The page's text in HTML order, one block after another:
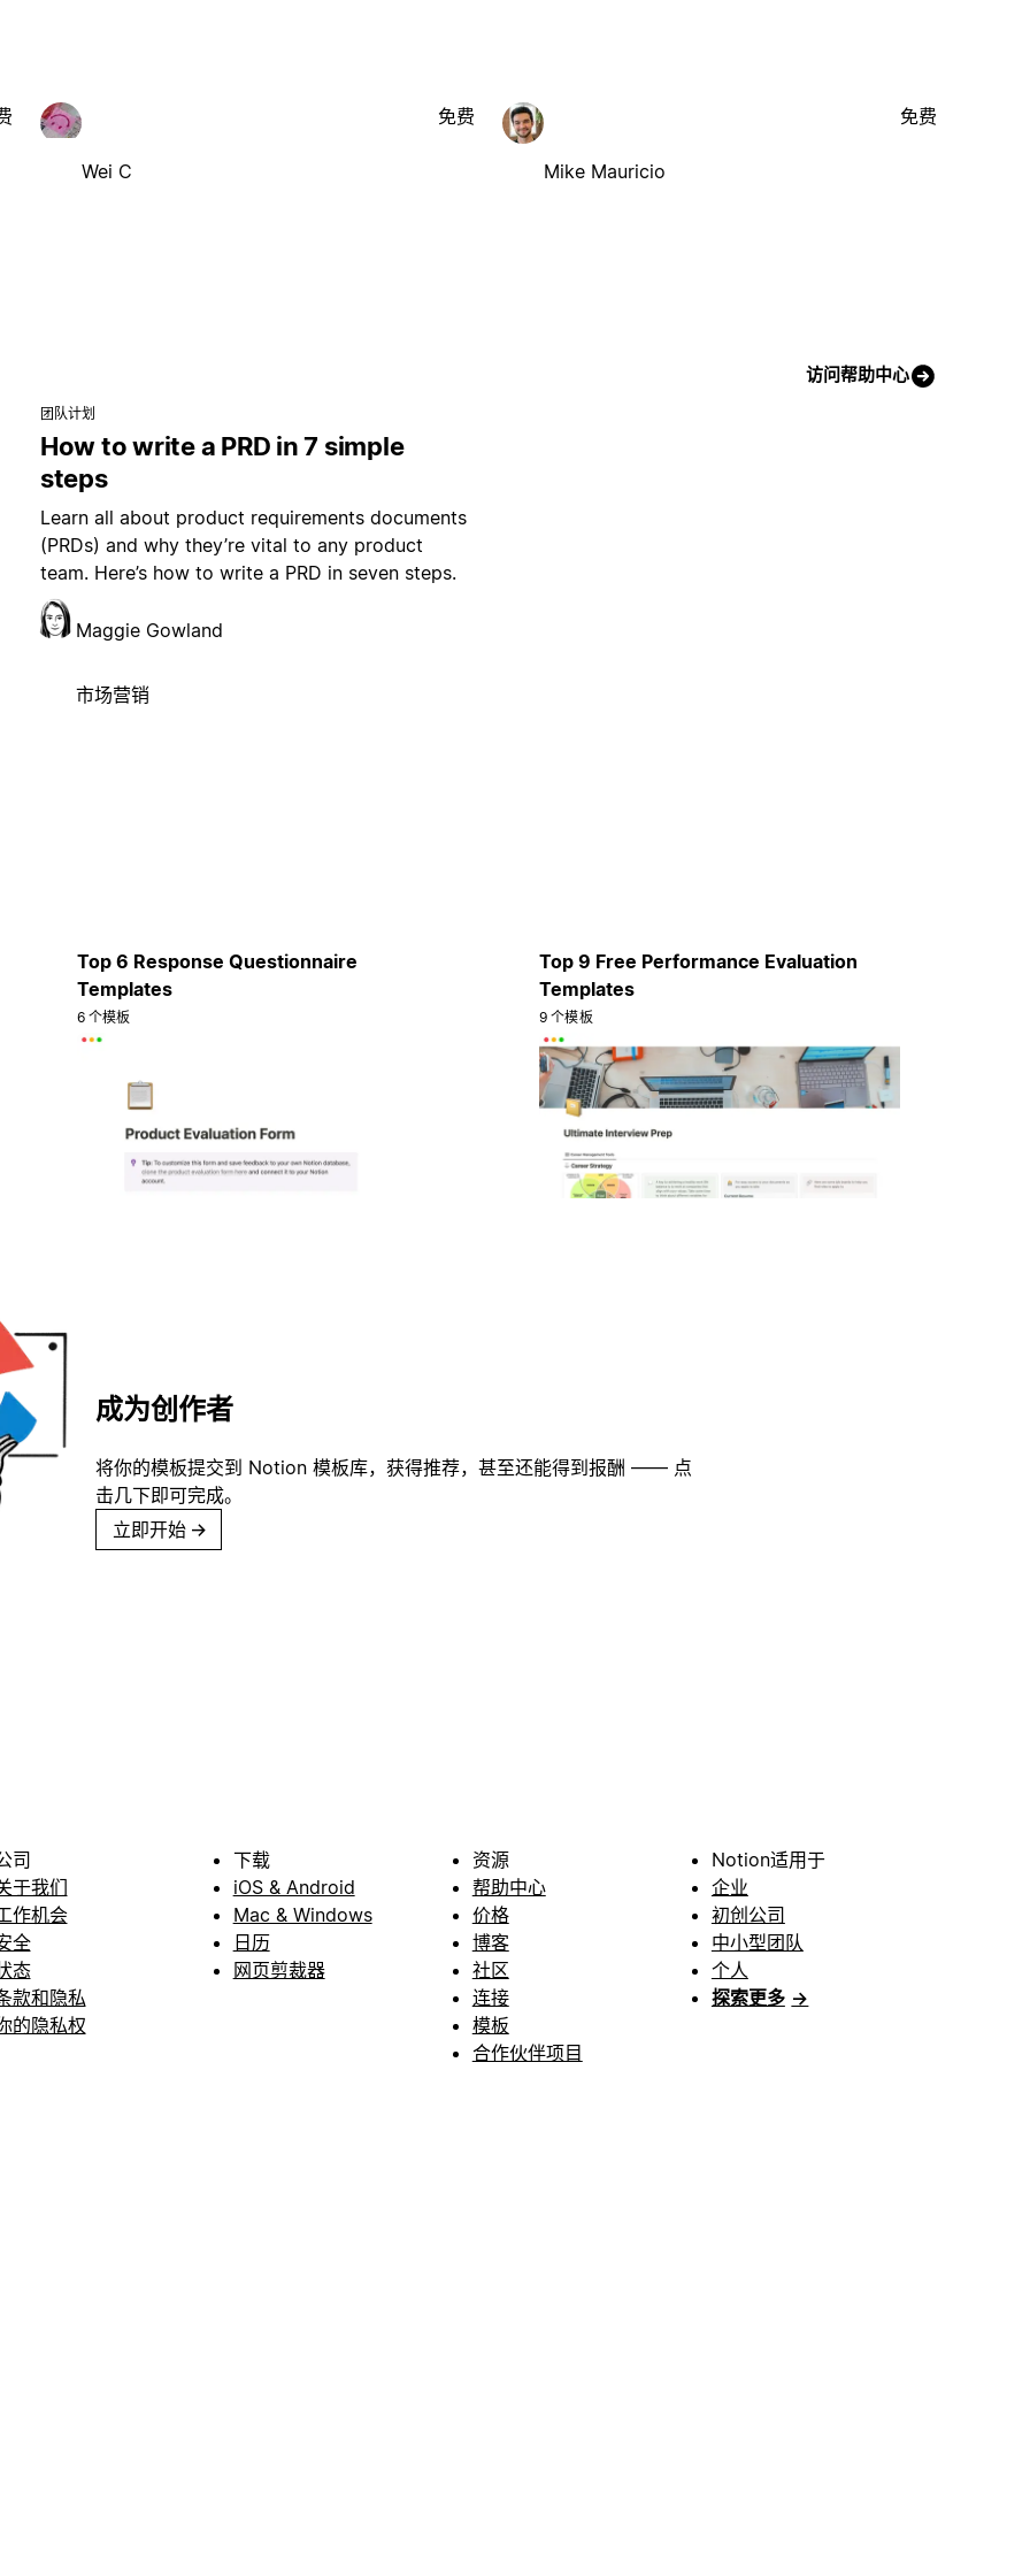
Wei C
免费
Mike Mauricio
免费
访问帮助中心
团队计划
How to write a PRD in 7 simple
steps
Learn all about product requirements documents
(PRDs) and why they’re vital to any product
team. Here’s how to write a PRD in seven steps.
Maggie Gowland
市场营销
Top 6 Response Questionnaire
Templates
6 个模板
Top 9 Free Performance Evaluation
Templates
9 个模板
成为创作者
将你的模板提交到 Notion 模板库，获得推荐，甚至还能得到报酬 —— 点
击几下即可完成。
立即开始 →
司
于我们
作机会
全
态
款和隐私
的隐私权
下载
iOS & Android
Mac & Windows
日历
网页剪裁器
资源
帮助中心
价格
博客
社区
连接
模板
合作伙伴项目
Notion适用于
企业
初创公司
中小型团队
个人
探索更多 →